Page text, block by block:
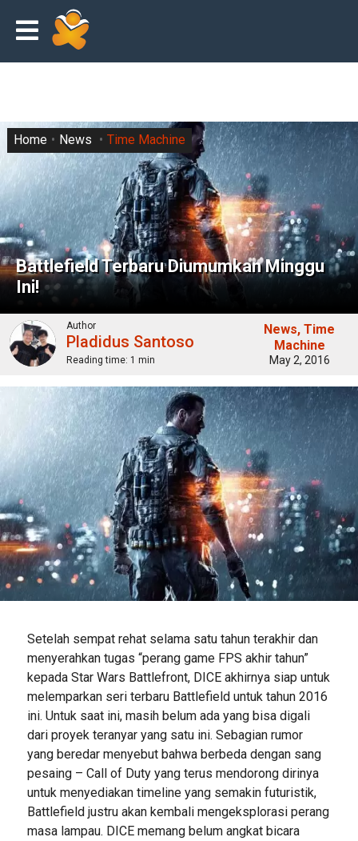
Battlefield Terbaru Diumumkan Minggu
Ini!
Home News Time Machine
Author
Pladidus Santoso
Reading time: 1 min
News Time
Machine
May 2, 2016
Setelah sempat rehat selama satu tahun terakhir dan
menyerahkan tugas “perang game FPS akhir tahun”
kepada Star Wars Battlefront, DICE akhirnya siap untuk
melemparkan seri terbaru Battlefield untuk tahun 2016
ini. Untuk saat ini, masih belum ada yang bisa digali
dari proyek teranyar yang satu ini. Sebagian rumor
yang beredar menyebut bahwa berbeda dengan sang
pesaing – Call of Duty yang terus mendorong dirinya
untuk menyediakan timeline yang semakin futuristik,
Battlefield justru akan kembali mengeksplorasi perang
masa lampau. DICE memang belum angkat bicara